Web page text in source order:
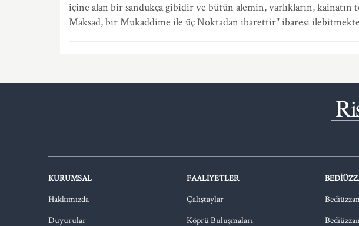
içine alan bir sandukça gibidir ve bütün alemin, varlıkların,
Maksad, bir Mukaddime ile üç Noktadan ibarettir" ibaresi
KURUMSAL
Hakkımızda
Duyurular
FAALIYETLER
Çalıştaylar
Köprü Buluşmaları